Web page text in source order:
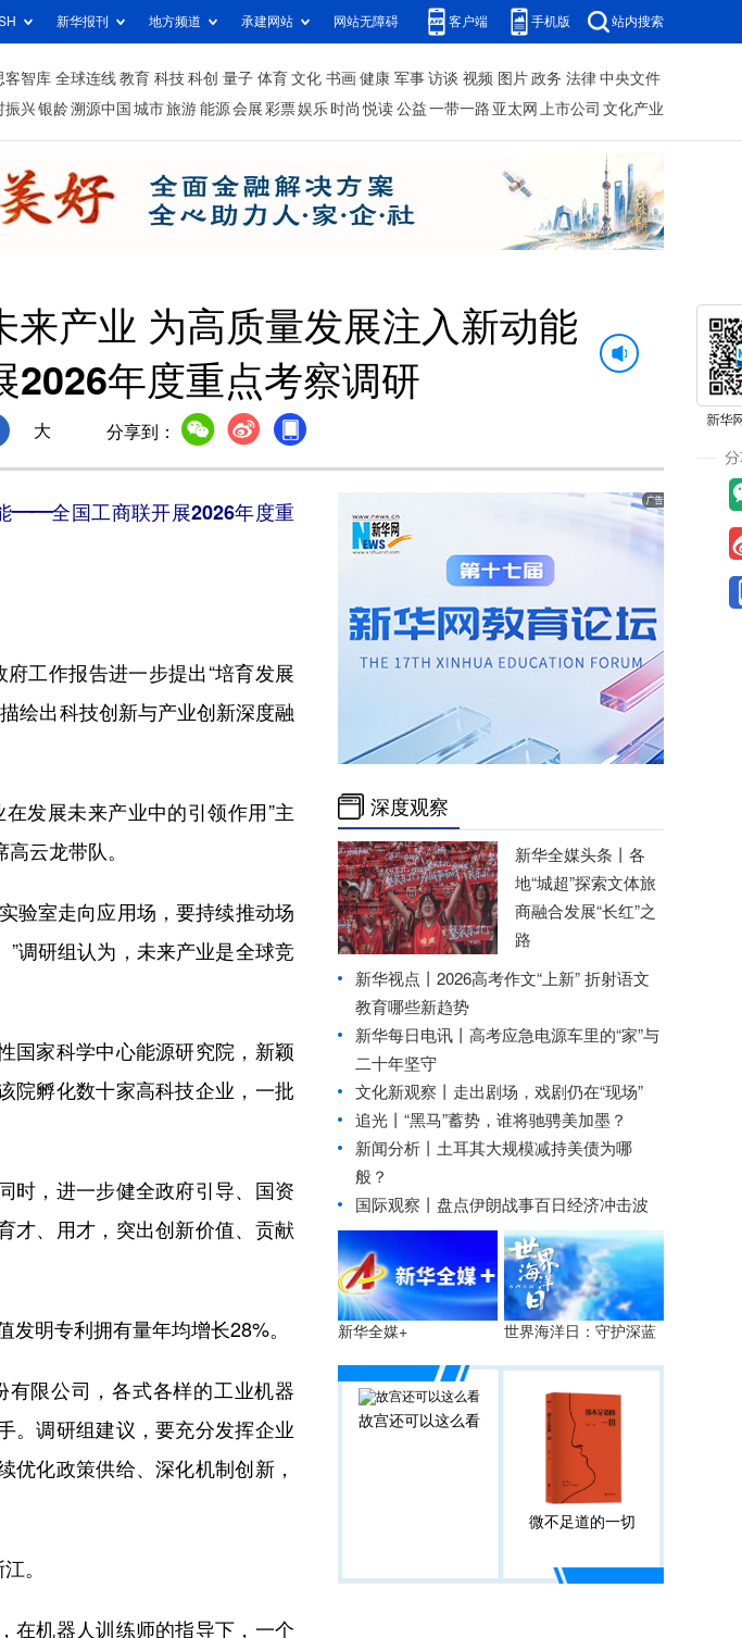
新华报刊 地方频道 承建网站 网站无障碍 客户端 手机版 站内搜索
客智库 全球连线 教育 科技 科创 量子 体育 文化 书画 健康 军事 访谈 视频 图片 政务 法律 中央文件
振兴银龄溯源中国 城市旅游 能源 会展 彩票娱乐 时尚 悦读 公益 一带一路 亚太网 上市公司 文化产业
来产业 为高质量发展注入新动能
年度重点考察调研
大 分享到：
——全国工商联开展2026年度重
工作报告进一步提出“培育发展
绘出科技创新与产业创新深度融
发展未来产业中的引领作用”主
云龙带队。
室走向应用场，要持续推动场
调研组认为，未来产业是全球竞
家科学中心能源研究院，新颖
院孵化数十家高科技企业，一批
，进一步健全政府引导、国资
才、用才，突出创新价值、贡献
明专利拥有量年均增长28%。
限公司，各式各样的工业机器
。调研组建议，要充分发挥企业
化政策供给、深化机制创新，
。
机器人训练师的指导下，一个
深度观察
新华全媒头条丨 各
地“城超”探索文体旅
商融合发展“长红”之
路
新华视点丨 2026高考作文“上新” 折射语文
教育哪些新趋势
新华每日电讯丨 高考应急电源车里的“家”与
二十年坚守
文化新观察丨 走出剧场，戏剧仍在“现场”
追光丨 “黑马”蓄势，谁将驰骋美加墨？
新闻分析丨土耳其大规模减持美债为哪
般？
国际观察丨 盘点伊朗战事百日经济冲击波
新华全媒+ 世界海洋日：守护深蓝
故宫还可以这么看
微不足道的一切